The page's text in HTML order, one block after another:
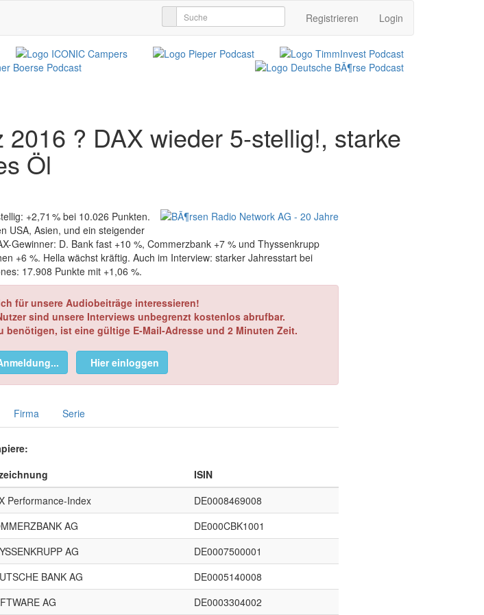
Registrieren Login
? DAX wieder 5-stellig!, starke
Öl
+2,71 % bei 10.026 Punkten.
USA, Asien, und ein steigender
Gewinner: D. Bank fast +10 %, Commerzbank +7 % und Thyssenkrupp
+6 %. Hella wächst kräftig. Auch im Interview: starker Jahresstart bei
17.908 Punkte mit +1,06 %.
für unsere Audiobeiträge interessieren!
sind unsere Interviews unbegrenzt kostenlos abrufbar.
benötigen, ist eine gültige E-Mail-Adresse und 2 Minuten Zeit.
Hier einloggen
Firma Serie
ISIN
Performance-Index
DE0008469008
AG
DE000CBK1001
AG
DE0007500001
BANK AG
DE0005140008
AG DE0003304002